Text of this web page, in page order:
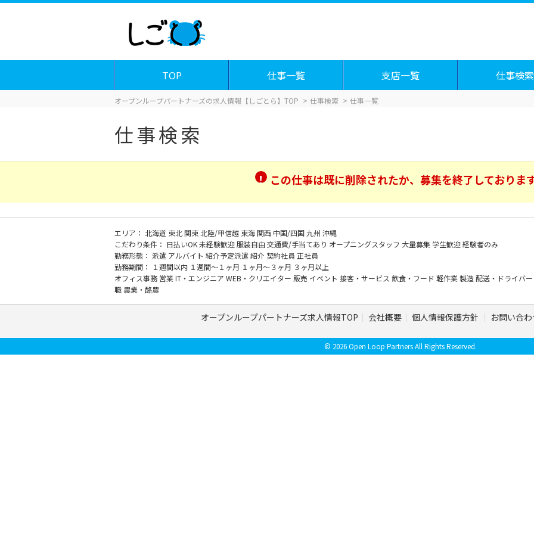
TOP 仕事一覧 支店一覧 仕事検索
オープンループパートナーズの求人情報【しごとら】TOP 仕事検索 仕事一覧
仕事検索
この仕事は既に削除されたか、募集を終了しております
エリア： 北海道 東北関東北陸/甲信越 東海関西 中国/四国九州 沖縄
こだわり条件： 日払いOK未経験歓迎服装自由交通費/手当てあり オープニングスタッフ 大量募集 学生歓迎経験者のみ
勤務形態： 派遣 アルバイト 紹介予定派遣紹介 契約社員 正社員
勤務期間：
１週間以内 １週間～１ヶ月 １ヶ月～３ヶ月 ３ヶ月以上
オフィス事務 営業IT・エンジニア WEB・クリエイター 販売 イベント 接客・サービス 飲食・フード 軽作業製造配送・ドライバー
職 農業・酪農
オープンループパートナーズ求人情報TOP 会社概要 個人情報保護方針 お問い合わ
© 2026 Open Loop Partners All Rights Reserved.